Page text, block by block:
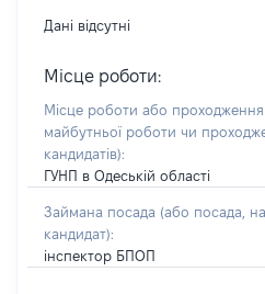
Дані відсутні
Місце роботи:
Місце роботи або
майбутньої роботи чи
кандидатів):
ГУНП в Одеській області
Займана посада (або посада,
кандидат):
інспектор БПОП